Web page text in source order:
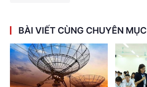
BÀI VIẾT CÙNG CHUYÊN MỤC